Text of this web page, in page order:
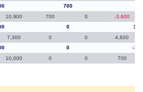
700
10,900 700 0 -3,600
0
7,300 0 0 4,600
0
-
10,000 0 0 700